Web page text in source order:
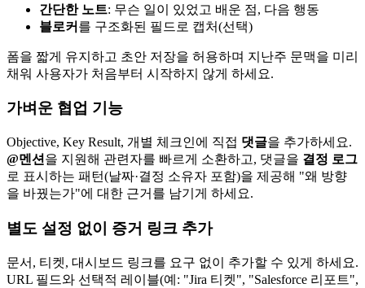
간단한 노트: 무슨 일이 있었고 배운 점, 다음 행동
블로커 를 구조화된 필드로 캡처(선택)
폼을 짧게 유지하고 초안 저장을 허용하며 지난주 문맥을 미리
채워 사용자가 처음부터 시작하지 않게 하세요.
가벼운 협업 기능
Objective, Key Result, 개별 체크인에 직접 댓글을 추가하세요.
@멘션 을 지원해 관련자를 빠르게 소환하고, 댓글을 결정 로그
로 표시하는 패턴(날짜·결정 소유자 포함)을 제공해 "왜 방향
을 바꿨는가"에 대한 근거를 남기게 하세요.
별도 설정 없이 증거 링크 추가
문서, 티켓, 대시보드 링크를 요구 없이 추가할 수 있게 하세요.
URL 필드와 선택적 레이블(예: "Jira 티켓", "Salesforce 리포트",